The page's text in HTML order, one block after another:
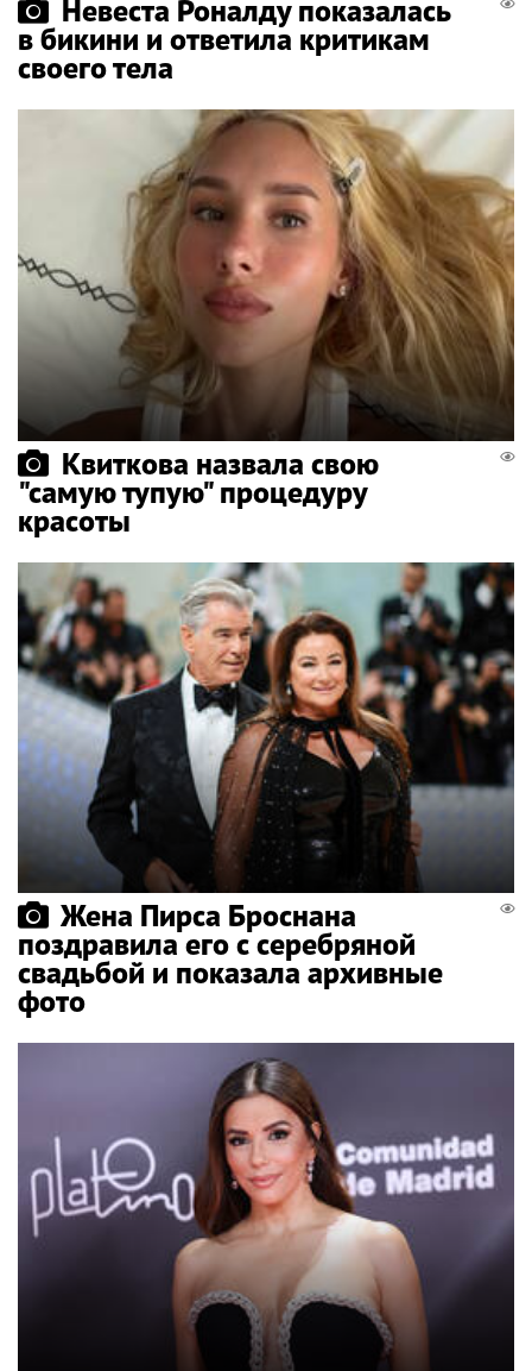
Невеста Роналду показалась
в бикини и ответила критикам
своего тела
Квиткова назвала свою
"самую тупую" процедуру
красоты
Жена Пирса Броснана
поздравила его с серебряной
свадьбой и показала архивные
фото